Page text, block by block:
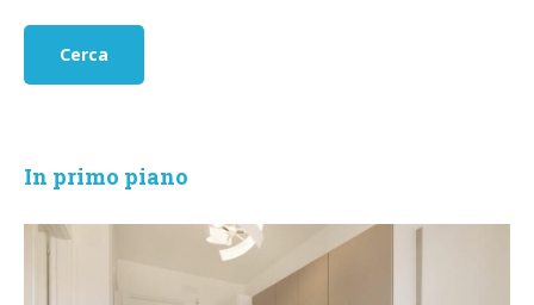
In primo piano